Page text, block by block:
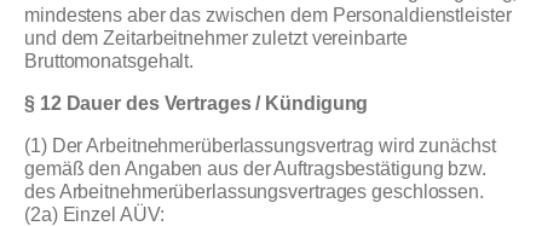
mindestens aber das zwischen dem Personaldienstleister
und dem Zeitarbeitnehmer zuletzt vereinbarte
Bruttomonatsgehalt.
§ 12 Dauer des Vertrages / Kündigung
(1) Der Arbeitnehmerüberlassungsvertrag wird zunächst
gemäß den Angaben aus der Auftragsbestätigung bzw.
des Arbeitnehmerüberlassungsvertrages geschlossen.
(2a) Einzel AÜV: